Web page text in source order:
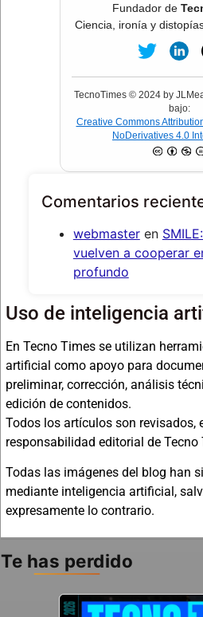
Fundador de
Ciencia, ironía y
TecnoTimes © 2024 by
bajo:
Creative Commons
NoDerivatives 4.0
Comentarios
webmasteren
vuelven a cooperar
profundo
Uso de inteligencia
En Tecno Times se utilizan
artificial como apoyo para
preliminar, corrección, análisis
edición de contenidos.
Todos los artículos son
responsabilidad editorial de Tecno
Todas las imágenes del blog han
mediante inteligencia artificial,
expresamente lo contrario.
Te has perdido